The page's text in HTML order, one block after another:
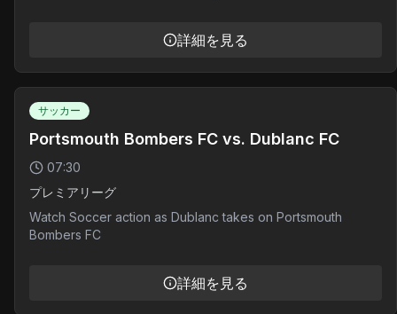
詳細を見る
サッカー
Portsmouth Bombers FC vs. Dublanc FC
07:30
プレミアリーグ
Watch Soccer action as Dublanc takes on Portsmouth
Bombers FC
詳細を見る